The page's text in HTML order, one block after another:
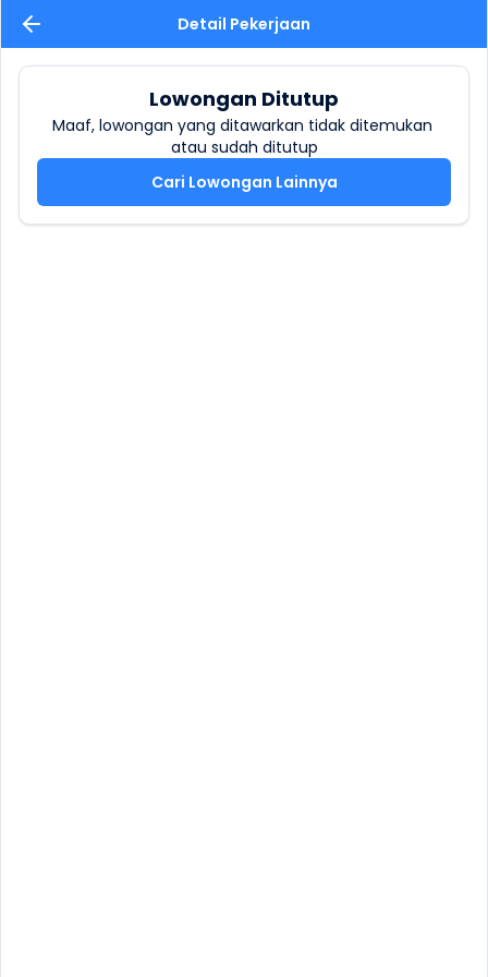
Detail Pekerjaan
Lowongan Ditutup
Maaf, lowongan yang ditawarkan tidak ditemukan
atau sudah ditutup
Cari Lowongan Lainnya